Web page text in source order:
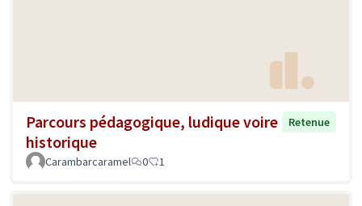
Parcours pédagogique, ludique voire
historique
Retenue
Carambarcaramel 0 1